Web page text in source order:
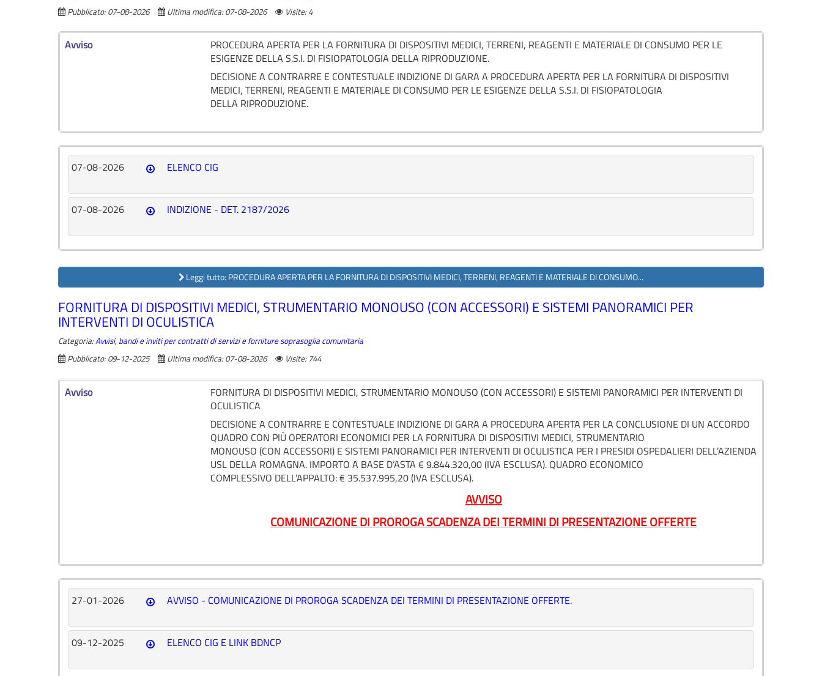
Pubblicato: 07-08-2026
Ultima modifica: 07-08-2026 Visite: 4
Avviso
PROCEDURA APERTA PER LA FORNITURA DI DISPOSITIVI MEDICI, TERRENI, REAGENTI E MATERIALE DI CONSUMO PER LE
ESIGENZE DELLA S.S.I. DI FISIOPATOLOGIA DELLA RIPRODUZIONE.
DECISIONE A CONTRARRE E CONTESTUALE INDIZIONE DI GARA A PROCEDURA APERTA PER LA FORNITURA DI DISPOSITIVI
MEDICI, TERRENI, REAGENTI E MATERIALE DI CONSUMO PER LE ESIGENZE DELLA S.S.I. DI FISIOPATOLOGIA
DELLA RIPRODUZIONE.
07-08-2026 ELENCO CIG
07-08-2026 INDIZIONE - DET. 2187/2026
Leggi tutto: PROCEDURA APERTA PER LA FORNITURA DI DISPOSITIVI MEDICI, TERRENI, REAGENTI E MATERIALE DI CONSUMO...
FORNITURA DI DISPOSITIVI MEDICI, STRUMENTARIO MONOUSO (CON ACCESSORI) E SISTEMI PANORAMICI PER
INTERVENTI DI OCULISTICA
Categoria:Avvisi, bandi e inviti per contratti di servizi e forniture soprasoglia comunitaria
Pubblicato: 09-12-2025
Ultima modifica: 07-08-2026 Visite: 744
Avviso
FORNITURA DI DISPOSITIVI MEDICI, STRUMENTARIO MONOUSO (CON ACCESSORI) E SISTEMI PANORAMICI PER INTERVENTI DI
OCULISTICA
DECISIONE A CONTRARRE E CONTESTUALE INDIZIONE DI GARA A PROCEDURA APERTA PER LA CONCLUSIONE DI UN ACCORDO
QUADRO CON PIÙ OPERATORI ECONOMICI PER LA FORNITURA DI DISPOSITIVI MEDICI, STRUMENTARIO
MONOUSO (CON ACCESSORI) E SISTEMI PANORAMICI PER INTERVENTI DI OCULISTICA PER I PRESIDI OSPEDALIERI DELL’AZIENDA
USL DELLA ROMAGNA. IMPORTO A BASE D’ASTA € 9.844.320,00 (IVA ESCLUSA). QUADRO ECONOMICO
COMPLESSIVO DELL’APPALTO: € 35.537.995,20 (IVA ESCLUSA).
AVVISO
COMUNICAZIONE DI PROROGA SCADENZA DEI TERMINI DI PRESENTAZIONE OFFERTE
27-01-2026 AVVISO - COMUNICAZIONE DI PROROGA SCADENZA DEI TERMINI DI PRESENTAZIONE OFFERTE.
09-12-2025 ELENCO CIG E LINK BDNCP